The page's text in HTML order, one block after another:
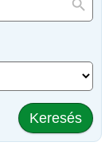
Keresés